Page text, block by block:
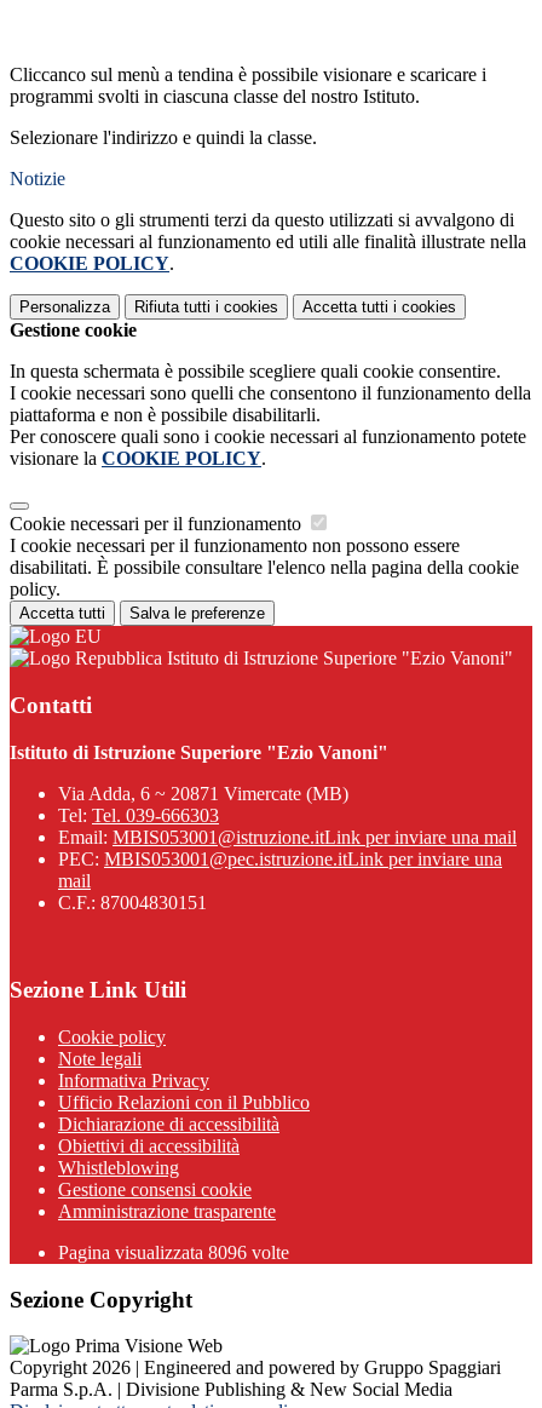
Cliccanco sul menù a tendina è possibile visionare e scaricare i
programmi svolti in ciascuna classe del nostro Istituto.
Selezionare l'indirizzo e quindi la classe.
Notizie
Questo sito o gli strumenti terzi da questo utilizzati si avvalgono di
cookie necessari al funzionamento ed utili alle finalità illustrate nella
COOKIE POLICY.
Personalizza Rifiuta tutti i cookies Accetta tutti i cookies
Gestione cookie
In questa schermata è possibile scegliere quali cookie consentire.
I cookie necessari sono quelli che consentono il funzionamento della
piattaforma e non è possibile disabilitarli.
Per conoscere quali sono i cookie necessari al funzionamento potete
visionare la COOKIE POLICY.
Cookie necessari per il funzionamento
I cookie necessari per il funzionamento non possono essere
disabilitati. È possibile consultare l'elenco nella pagina della cookie
policy.
Accetta tutti Salva le preferenze
Istituto di Istruzione Superiore "Ezio Vanoni"
Contatti
Istituto di Istruzione Superiore "Ezio Vanoni"
Via Adda, 6 ~ 20871 Vimercate (MB)
Tel: Tel. 039-666303
Email: MBIS053001@istruzione.itLink per inviare una mail
PEC: MBIS053001@pec.istruzione.itLink per inviare una
mail
C.F.: 87004830151
Sezione Link Utili
Cookie policy
Note legali
Informativa Privacy
Ufficio Relazioni con il Pubblico
Dichiarazione di accessibilità
Obiettivi di accessibilità
Whistleblowing
Gestione consensi cookie
Amministrazione trasparente
Pagina visualizzata 8096 volte
Sezione Copyright
Copyright 2026 | Engineered and powered by Gruppo Spaggiari
Parma S.p.A. | Divisione Publishing & New Social Media